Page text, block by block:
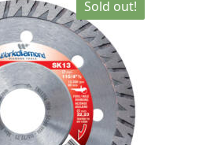
Sold out!